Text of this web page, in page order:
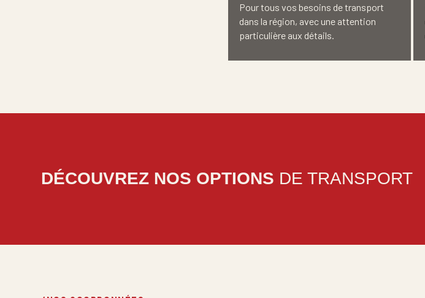
Pour tous vos besoins de transport
dans la région, avec une attention
particulière aux détails.
DÉCOUVREZ NOS OPTIONS DE TRANSPORT